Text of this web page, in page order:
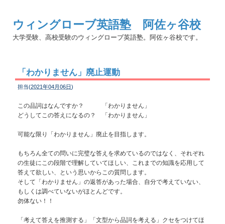
ウィングローブ英語塾 阿佐ヶ谷校
大学受験、高校受験のウィングローブ英語塾。阿佐ヶ谷校です。
「わかりません」廃止運動
担当(2021年04月06日)
この品詞はなんですか？ 「わかりません」
どうしてこの答えになるの？ 「わかりません」
可能な限り「わかりません」廃止を目指します。
もちろん全ての問いに完璧な答えを求めているのではなく、それぞれ
の生徒にこの段階で理解していてほしい、これまでの知識を応用して
答えて欲しい、という思いからこの質問します。
そして「わかりません」の返答があった場合、自分で考えていない、
もしくは調べていないがほとんどです。
勿体ない！！
「考えて答えを推測する」「文型から品詞を考える」クセをつけてほ